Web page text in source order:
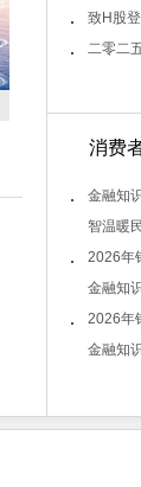
致H股
二零二
消费
金融知
智温暖
2026年
金融知
2026年
金融知